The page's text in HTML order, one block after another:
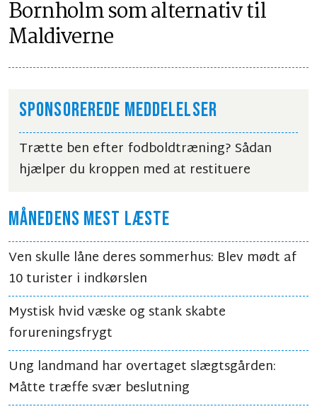
Bornholm som alternativ til
Maldiverne
SPONSOREREDE MEDDELELSER
Trætte ben efter fodboldtræning? Sådan
hjælper du kroppen med at restituere
MÅNEDENS MEST LÆSTE
Ven skulle låne deres sommerhus: Blev mødt af
10 turister i indkørslen
Mystisk hvid væske og stank skabte
forureningsfrygt
Ung landmand har overtaget slægtsgården:
Måtte træffe svær beslutning